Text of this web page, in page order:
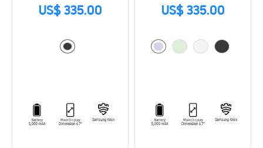
US$ 335.00 US$ 335.00